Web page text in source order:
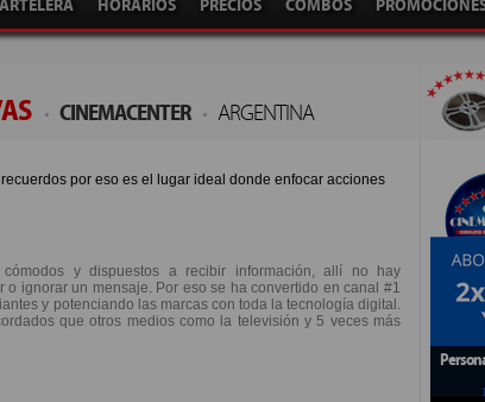
HORARIOS PRECIOS COMBOS
· CINEMACENTER · ARGENTINA
por eso es el lugar ideal donde enfocar acciones
y dispuestos a recibir información, allí no hay
ignorar un mensaje. Por eso se ha convertido en canal #1
y potenciando las marcas con toda la tecnología digital.
que otros medios como la televisión y 5 veces más